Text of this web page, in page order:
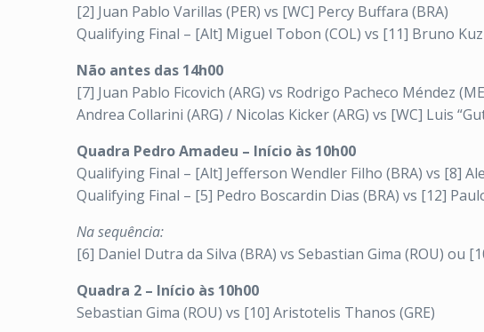
[2] Juan Pablo Varillas (PER) vs [WC] Percy Buffara (BRA)
Qualifying Final – [Alt] Miguel Tobon (COL) vs [11] Bruno
Não antes das 14h00
[7] Juan Pablo Ficovich (ARG) vs Rodrigo Pacheco Méndez
Andrea Collarini (ARG) / Nicolas Kicker (ARG) vs [WC] Luis
Quadra Pedro Amadeu – Início às 10h00
Qualifying Final – [Alt] Jefferson Wendler Filho (BRA) vs [8]
Qualifying Final – [5] Pedro Boscardin Dias (BRA) vs [12]
Na sequência:
[6] Daniel Dutra da Silva (BRA) vs Sebastian Gima (ROU) ou
Quadra 2 – Início às 10h00
Sebastian Gima (ROU) vs [10] Aristotelis Thanos (GRE)